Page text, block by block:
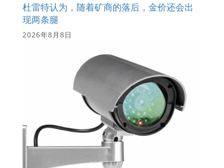
杜雷特认为，随着矿商的落后，金价还会出
现两条腿
2026年8月8日